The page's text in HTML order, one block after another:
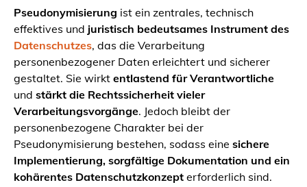
Pseudonymisierung ist ein zentrales, technisch
effektives und juristisch bedeutsames Instrument des
Datenschutzes, das die Verarbeitung
personenbezogener Daten erleichtert und sicherer
gestaltet. Sie wirkt entlastend für Verantwortliche
und stärkt die Rechtssicherheit vieler
Verarbeitungsvorgänge. Jedoch bleibt der
personenbezogene Charakter bei der
Pseudonymisierung bestehen, sodass eine sichere
Implementierung, sorgfältige Dokumentation und ein
kohärentes Datenschutzkonzept erforderlich sind.